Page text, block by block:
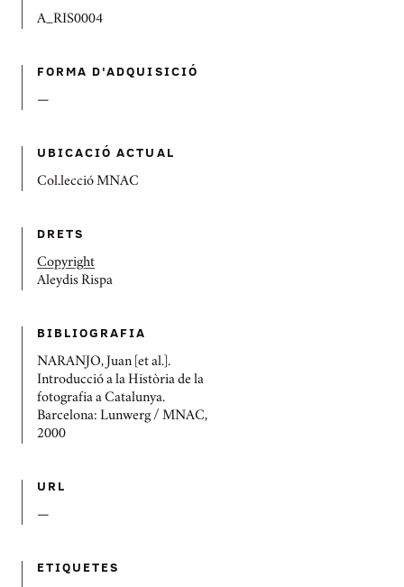
A_RIS0004
FORMA D'ADQUISICIÓ
—
UBICACIÓ ACTUAL
Col.lecció MNAC
DRETS
Copyright
Aleydis Rispa
BIBLIOGRAFIA
NARANJO, Juan [et al.].
Introducció a la Història de la
fotografia a Catalunya.
Barcelona: Lunwerg / MNAC,
2000
URL
—
ETIQUETES